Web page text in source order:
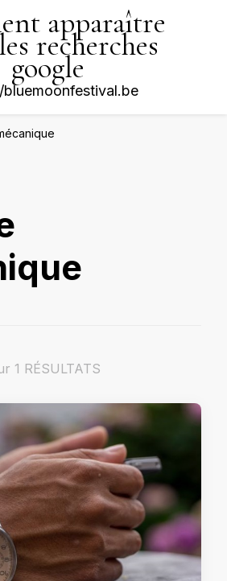
apparaître
recherches
google
1 RÉSULTATS